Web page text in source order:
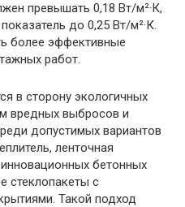
превышать 0,18 Вт/м²·К,
до 0,25 Вт/м²·К.
более эффективные
работ.
в сторону экологичных
вредных выбросов и
допустимых вариантов
ленточная
бетонных
стеклопакеты с
Такой подход